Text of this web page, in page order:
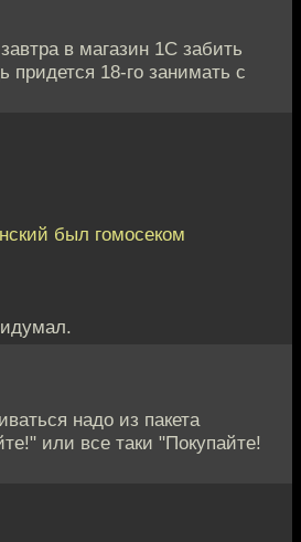
в магазин 1С забить
придется 18-го занимать с
был гомосеком
надо из пакета
или все таки "Покупайте!